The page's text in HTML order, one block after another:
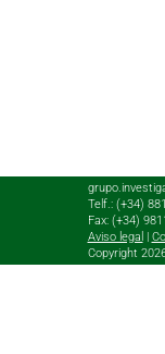
Telf.: (+34)
Fax: (+34)
Aviso legal |
Copyright